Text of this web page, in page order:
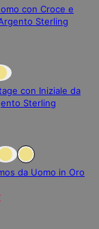
con Croce e
Sterling
con Iniziale da
Sterling
da Uomo in Oro